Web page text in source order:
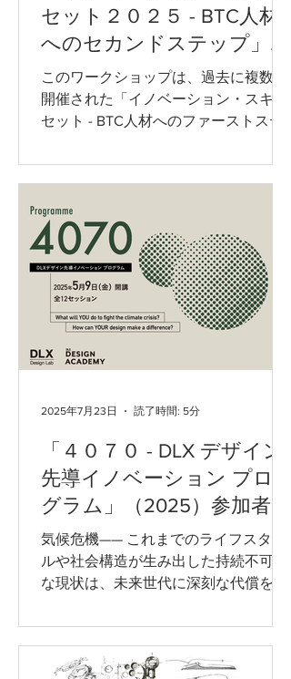
セット２０２５ - BTC人材
へのセカンドステップ」参
加者の声
このワークショップは、過去に複数回
開催された「イノベーション・スキル
セット - BTC人材へのファーストステ
ップでは、現代のイノベーションリー
ダーに求められるBTC型スキルセット
を提示し、その最初のトレーニングス
テップを演習を交えて学びまし...
「４０７０ - DLX デザイン
先導イノベーション プロ
グラム」（2025）参加者の
声（1）
気候危機—— これまでのライフスタイ
ルや社会構造が生み出した持続不可能
な現状は、未来世代に深刻な代償をも
こうした状況に対し、デザインという
手段を用いて立ち向かおうとする先駆
的な試み—— それが「プログラム４０
2025年7月23日 読了時間: 5分